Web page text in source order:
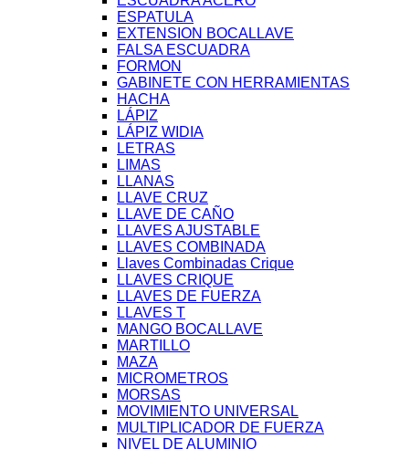
ESPATULA
EXTENSION BOCALLAVE
FALSA ESCUADRA
FORMON
GABINETE CON HERRAMIENTAS
HACHA
LÁPIZ
LÁPIZ WIDIA
LETRAS
LIMAS
LLANAS
LLAVE CRUZ
LLAVE DE CAÑO
LLAVES AJUSTABLE
LLAVES COMBINADA
Llaves Combinadas Crique
LLAVES CRIQUE
LLAVES DE FUERZA
LLAVES T
MANGO BOCALLAVE
MARTILLO
MAZA
MICROMETROS
MORSAS
MOVIMIENTO UNIVERSAL
MULTIPLICADOR DE FUERZA
NIVEL DE ALUMINIO